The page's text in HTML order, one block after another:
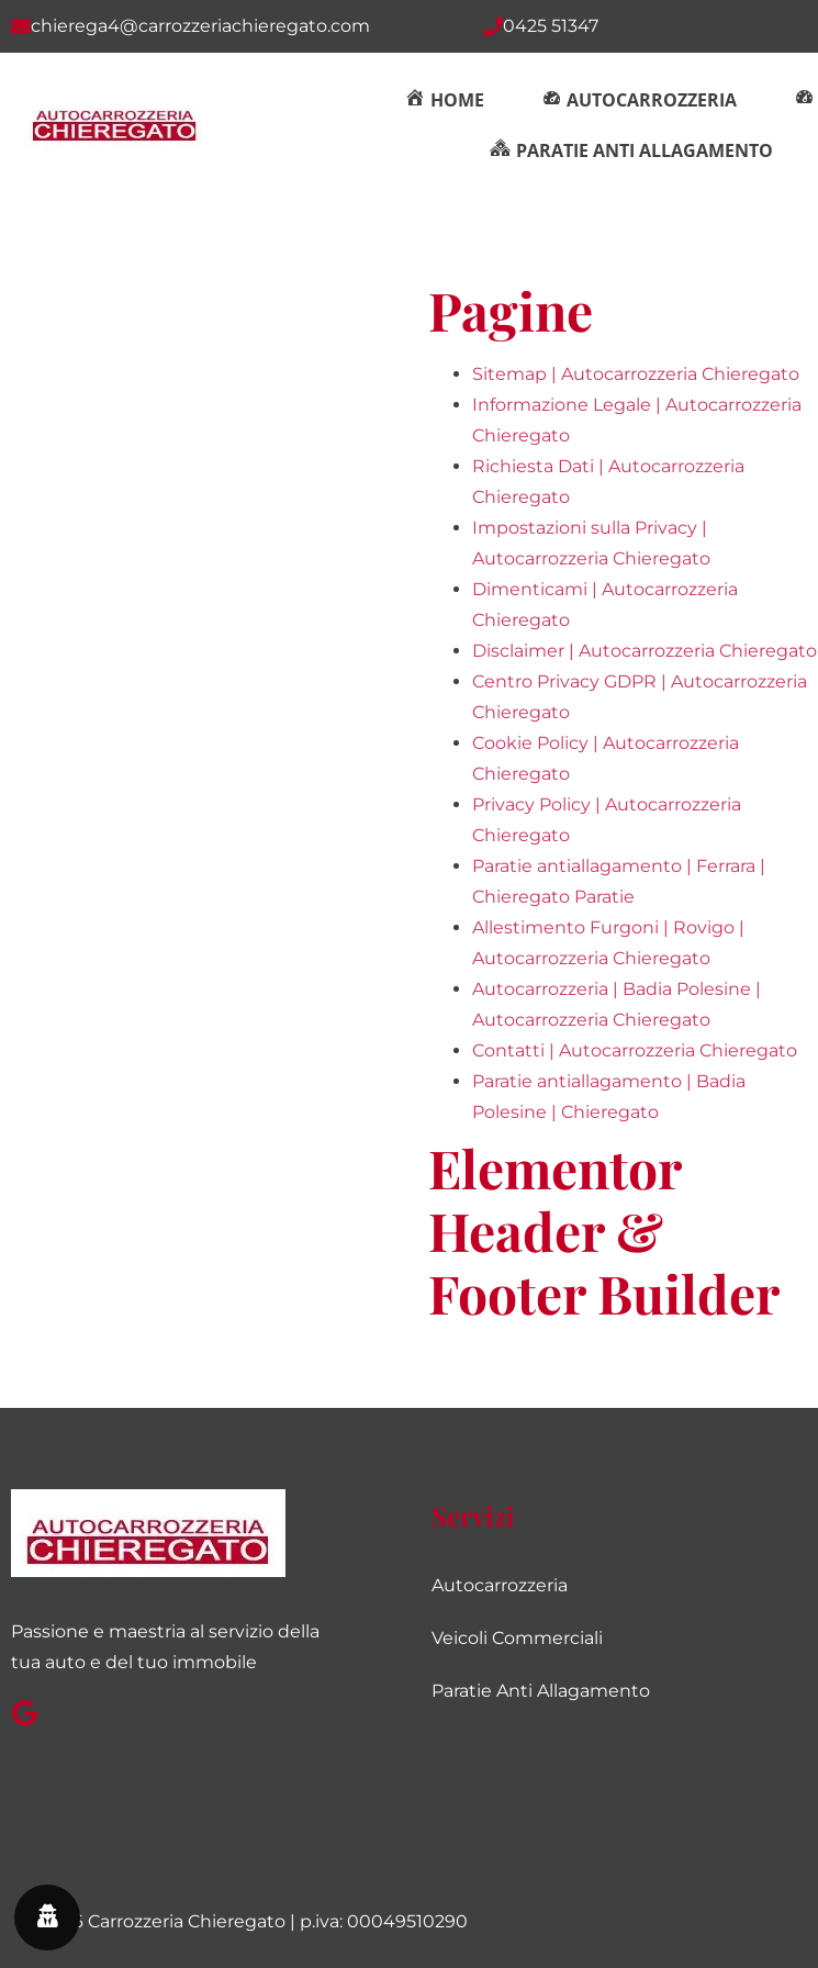
chierega4@carrozzeriachieregato.com 0425 51347
HOME AUTOCARROZZERIA
PARATIE ANTI ALLAGAMENTO
Pagine
Sitemap | Autocarrozzeria Chieregato
Informazione Legale | Autocarrozzeria
Chieregato
Richiesta Dati | Autocarrozzeria
Chieregato
Impostazioni sulla Privacy |
Autocarrozzeria Chieregato
Dimenticami | Autocarrozzeria
Chieregato
Disclaimer | Autocarrozzeria Chieregato
Centro Privacy GDPR | Autocarrozzeria
Chieregato
Cookie Policy | Autocarrozzeria
Chieregato
Privacy Policy | Autocarrozzeria
Chieregato
Paratie antiallagamento | Ferrara |
Chieregato Paratie
Allestimento Furgoni | Rovigo |
Autocarrozzeria Chieregato
Autocarrozzeria | Badia Polesine |
Autocarrozzeria Chieregato
Contatti | Autocarrozzeria Chieregato
Paratie antiallagamento | Badia
Polesine | Chieregato
Elementor
Header &
Footer Builder
Passione e maestria al servizio della
tua auto e del tuo immobile
Servizi
Autocarrozzeria
Veicoli Commerciali
Paratie Anti Allagamento
© 2026 Carrozzeria Chieregato | p.iva: 00049510290